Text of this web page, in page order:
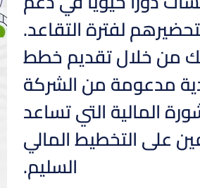
لفترة التقاعد.
من خلال تقديم خطط
مدعومة من الشركة
المالية التي تساعد
على التخطيط المالي
السليم.